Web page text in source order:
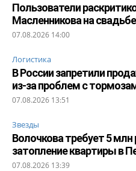
Пользователи
Масленникова на
07.08.2026 14:00
Логистика
В России запретили
из-за проблем с
07.08.2026 13:51
Звезды
Волочкова требует 5 млн
затопление квартиры в
07.08.2026 13:39